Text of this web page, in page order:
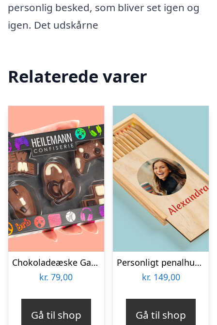
personlig besked, som bliver set igen og
igen. Det udskårne
Relaterede varer
Chokoladeæske Gaming
kr. 79,00
Gå til shop
Personligt penalhus med foto & tekst
kr. 149,00
Gå til shop